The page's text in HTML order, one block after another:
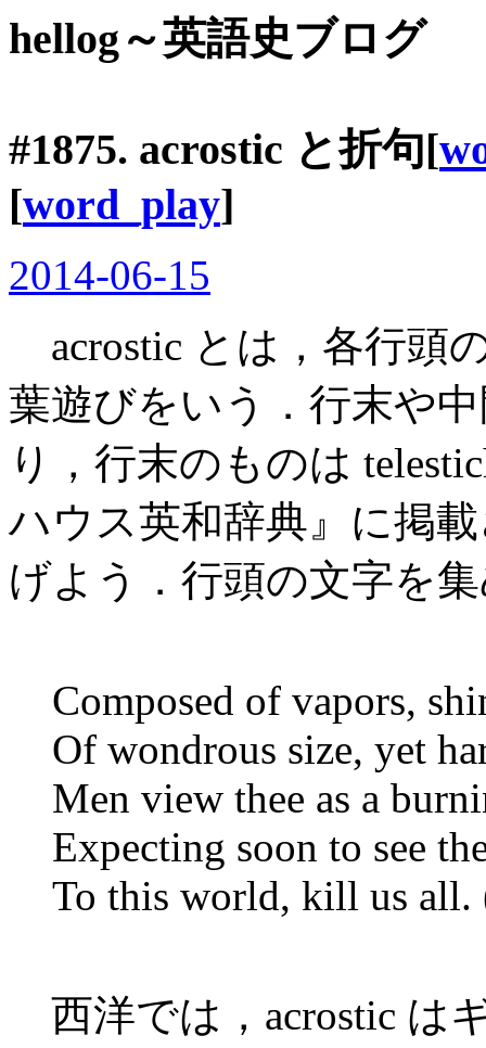
hellog～英語史ブログ
#1875. acrostic と折句[
[word_play]
2014-06-15
acrostic とは，各行頭
葉遊びをいう．行末や
り，行末のものは
ハウス英和辞典』に掲
げよう．行頭の文字を
Composed of vapors,
Of wondrous size, yet
Men view thee as a
Expecting soon to see
To this world, kill us
西洋では，acrostic は